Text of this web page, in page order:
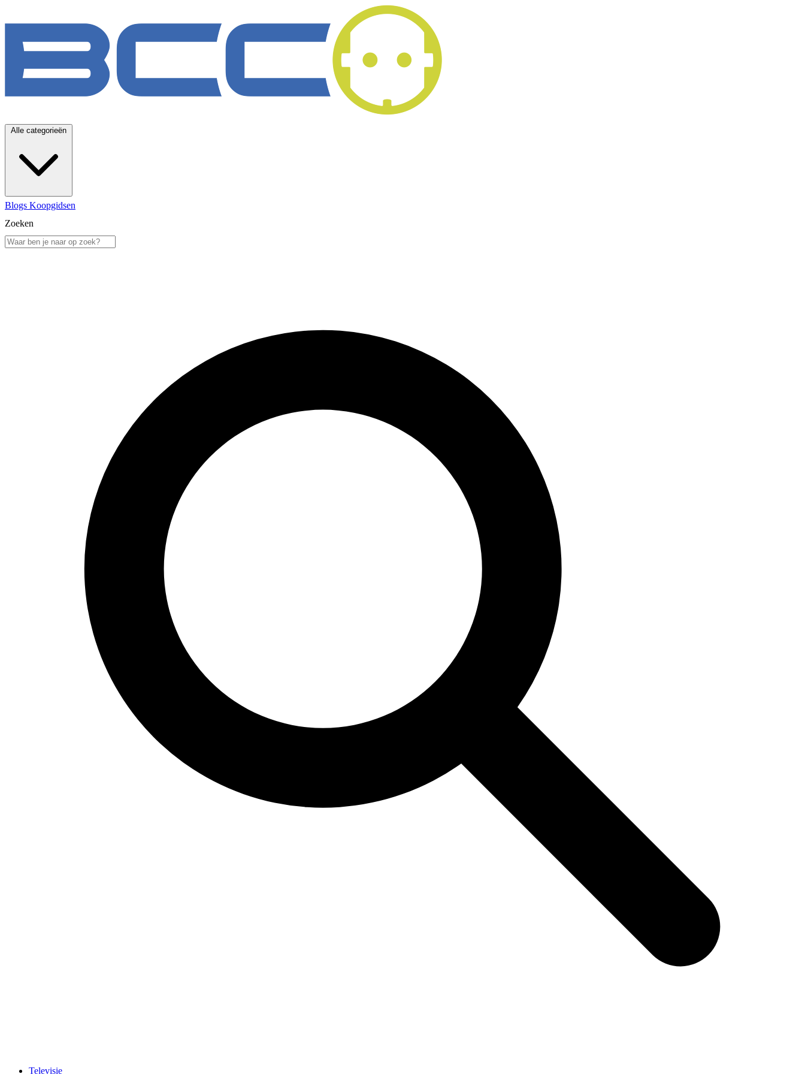
Alle categorieën
Blogs Koopgidsen
Zoeken
Televisie